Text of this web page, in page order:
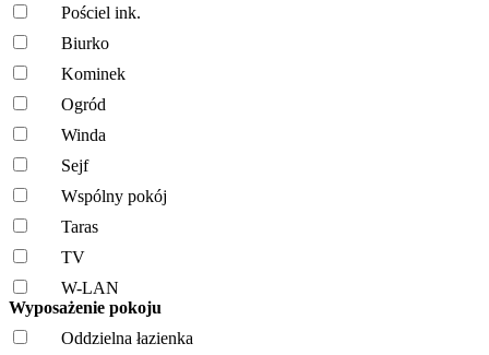
Pościel ink.
Biurko
Kominek
Ogród
Winda
Sejf
Wspólny pokój
Taras
TV
W-LAN
Wyposażenie pokoju
Oddzielna łazienka